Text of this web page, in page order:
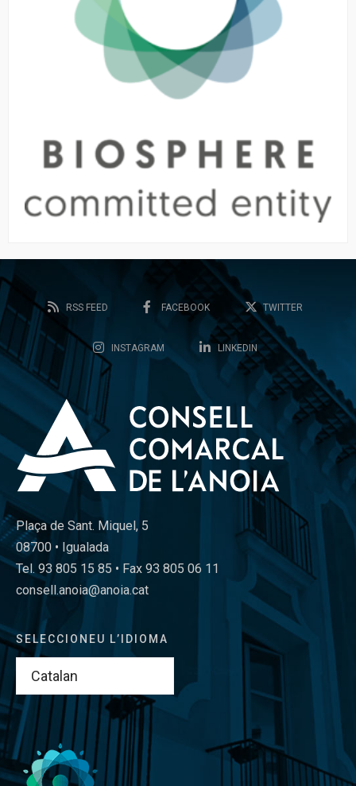
RSS FEED FACEBOOK TWITTER
INSTAGRAM LINKEDIN
Plaça de Sant. Miquel, 5
08700 • Igualada
Tel. 93 805 15 85 • Fax 93 805 06 11
consell.anoia@anoia.cat
SELECCIONEU L’IDIOMA